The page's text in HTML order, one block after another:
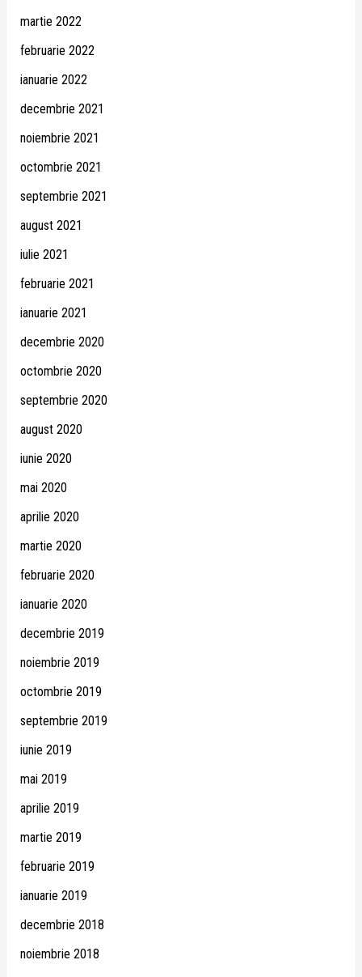
martie 2022
februarie 2022
ianuarie 2022
decembrie 2021
noiembrie 2021
octombrie 2021
septembrie 2021
august 2021
iulie 2021
februarie 2021
ianuarie 2021
decembrie 2020
octombrie 2020
septembrie 2020
august 2020
iunie 2020
mai 2020
aprilie 2020
martie 2020
februarie 2020
ianuarie 2020
decembrie 2019
noiembrie 2019
octombrie 2019
septembrie 2019
iunie 2019
mai 2019
aprilie 2019
martie 2019
februarie 2019
ianuarie 2019
decembrie 2018
noiembrie 2018